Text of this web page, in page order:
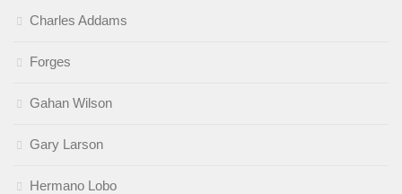
Charles Addams
Forges
Gahan Wilson
Gary Larson
Hermano Lobo